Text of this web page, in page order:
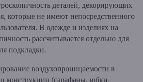
деталей, декорирующих
которые не имеют непосредственного
В одежде и изделиях на
рассчитывается отдельно для
подкладки.
воздухопроницаемости в
конструкции (сарафаны, юбки,